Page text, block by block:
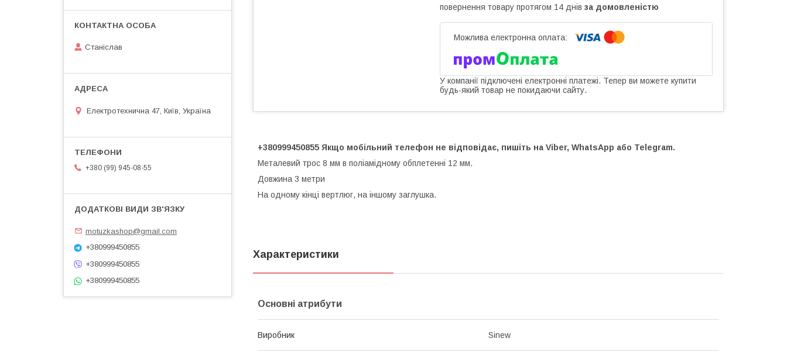
повернення товару протягом 14 днів за домовленістю
У компанії підключені електронні платежі. Тепер ви можете купити
будь-який товар не покидаючи сайту.
+380999450855 Якщо мобільний телефон не відповідає, пишіть на Viber, WhatsApp або Telegram.
Металевий трос 8 мм в поліамідному обплетенні 12 мм.
Довжина 3 метри
На одному кінці вертлюг, на іншому заглушка.
Характеристики
Основні атрибути
Виробник Sinew
Станіслав
Електротехнична 47, Київ, Україна
+380 (99) 945-08-55
motuzkashop@gmail.com
+380999450855
+380999450855
+380999450855